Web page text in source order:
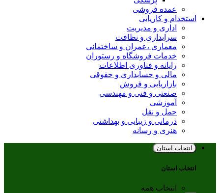
عمده فروشی
استخدام و کاریابی
اداری و مدیریت
سرایداری و نظافت
معماری ،عمران و ساختمانی
خدمات فروشگاه و رستوران
رایانه و فناوری اطلاعات
مالی و حسابداری و حقوقی
بازاریابی و فروش
صنعتی و فنی و مهندسی
آموزشی
حمل و نقل
درمانی و زیبایی و بهداشتی
هنری و رسانه
انتخاب استان
انتخاب استان
انتخاب همه